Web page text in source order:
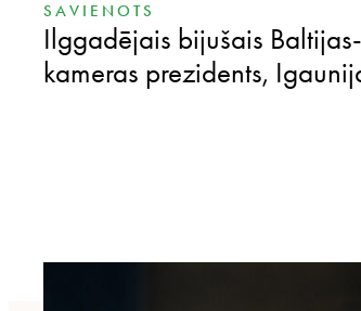
SAVIENOTS
Ilggadējais bijušais
kameras prezidents,